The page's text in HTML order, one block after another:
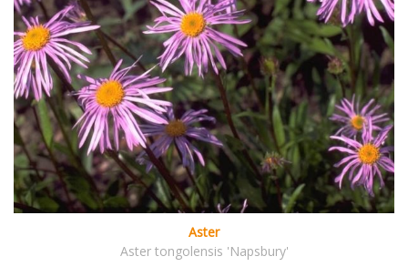
Aster
Aster tongolensis 'Napsbury'